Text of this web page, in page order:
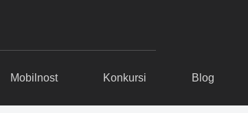
Mobilnost Konkursi Blog